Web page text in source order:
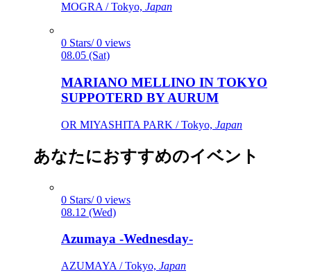
MOGRA / Tokyo, Japan
0 Stars/ 0 views
08.05 (Sat)
MARIANO MELLINO IN TOKYO
SUPPOTERD BY AURUM
OR MIYASHITA PARK / Tokyo, Japan
あなたにおすすめのイベント
0 Stars/ 0 views
08.12 (Wed)
Azumaya -Wednesday-
AZUMAYA / Tokyo, Japan